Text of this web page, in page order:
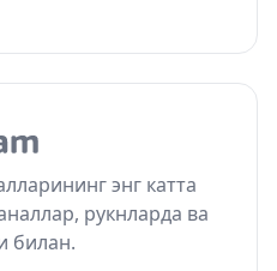
энг катта
рукнларда ва
билан.